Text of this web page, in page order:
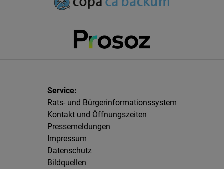
Rats- und Bürgerinformationssystem
Kontakt und Öffnungszeiten
Pressemeldungen
Impressum
Datenschutz
Bildquellen